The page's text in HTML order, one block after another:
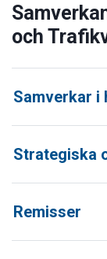
och
Samverkar i
Strategiska
Remisser